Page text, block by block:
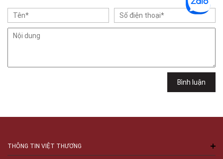
Bình luận
THÔNG TIN VIỆT THƯƠNG